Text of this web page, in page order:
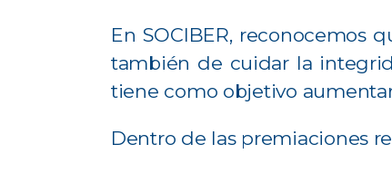
En SOCIBER, reconocemos
también de cuidar la
tiene como objetivo
Dentro de las premiaciones